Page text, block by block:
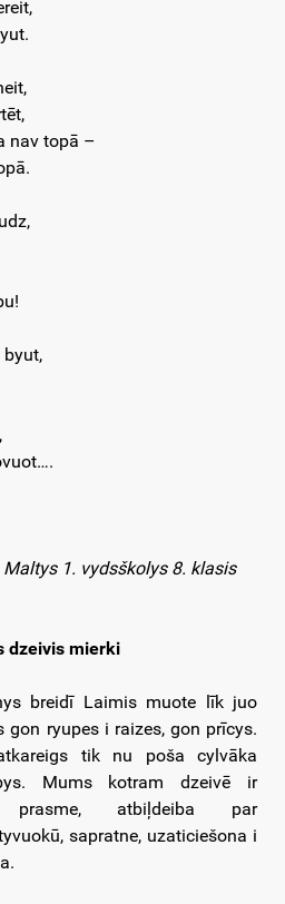
nav topā –
1. vydsškolys 8. klasis
dzeivis mierki
breidī Laimis muote līk juo
gon ryupes i raizes, gon prīcys.
tik nu poša cylvāka
Mums kotram dzeivē ir
prasme, atbiļdeiba par
sapratne, uzaticiešona i